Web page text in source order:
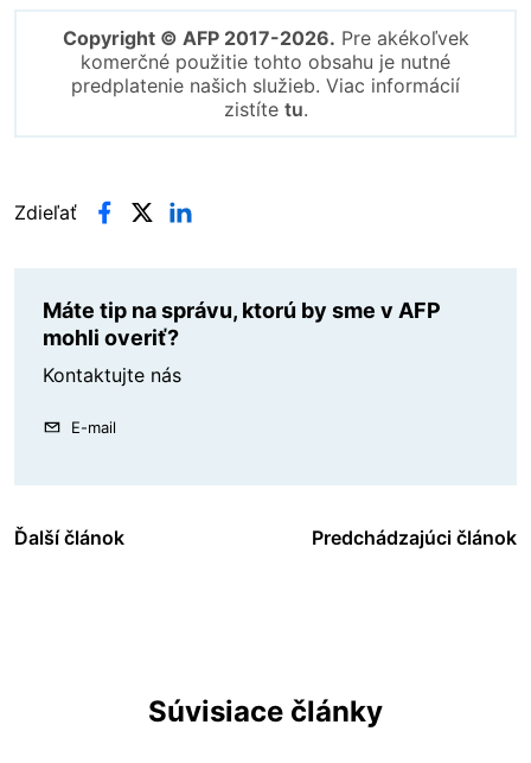
Copyright © AFP 2017-2026. Pre akékoľvek
komerčné použitie tohto obsahu je nutné
predplatenie našich služieb. Viac informácií
zistíte tu.
Zdieľať
Máte tip na správu, ktorú by sme v AFP
mohli overiť?
Kontaktujte nás
E-mail
Ďalší článok Predchádzajúci článok
Súvisiace články